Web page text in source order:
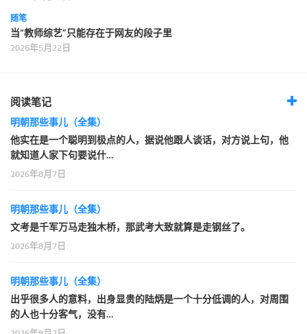
随笔
当“教师综艺”只能存在于网友的段子里
2026年5月22日
阅读笔记
明朝那些事儿（全集）
他实在是一个聪明到极点的人，据说他跟人谈话，对方说上句，他
就知道人家下句要说什…
2026年8月7日
明朝那些事儿（全集）
文考是千军万马走独木桥，那武考大致就算是走钢丝了。
2026年8月7日
明朝那些事儿（全集）
出乎很多人的意料，出身显贵的陆炳是一个十分低调的人，对周围
的人也十分客气，没有…